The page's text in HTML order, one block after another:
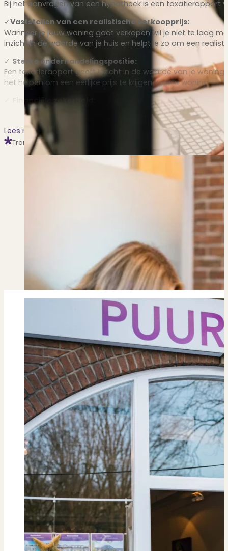
Bij het aanvragen van een hypotheek is een taxatierapport
✓Vaststellen van een realistische verkoopprijs:
Wanneer je jouw woning gaat verkopen wil je niet te laag
inzicht in de waarde van je huis en helpt je zo om een
✓ Sterke onderhandelingspositie:
Een taxatierapport geeft inzicht in de waarde van je
het helpen om een eerlijke prijs te krijgen voor je woning.
Financiële zekerheid:
Een taxatierapport geeft jou en de geldverstrekker
kan dit rapport ervoor zorgen dat je betere financiële
Contact opnemen
Lees meer
Transparant, zowel offline als online